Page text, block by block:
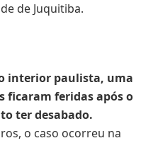
de Juquitiba.
interior paulista, uma
ficaram feridas após o
ter desabado.
o caso ocorreu na